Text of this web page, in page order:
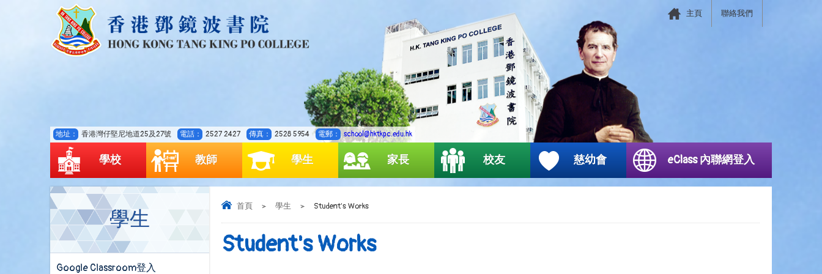
地址： 香港灣仔堅尼地道25及27號 電話： 2527 2427 傳真： 2528 5954 電郵： school@hktkpc.edu.hk
聯絡我們
主頁
學校 教師 學生 家長 校友 慈幼會 eClass 內聯網登入
首頁 > 學生 > Student's Works
Student's Works
學生
Google Classroom登入